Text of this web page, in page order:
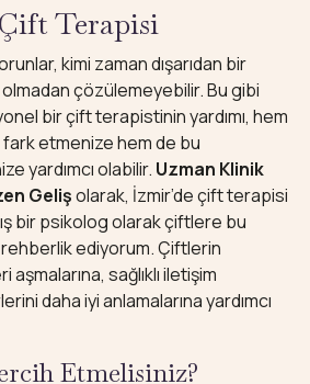
Terapisi
kimi zaman dışarıdan bir
çözülemeyebilir. Bu gibi
bir çift terapistinin yardımı, hem
etmenize hem de bu
yardımcı olabilir. Uzman Klinik
Gelişolarak, İzmir’de çift terapisi
bir psikolog olarak çiftlere bu
rehberlik ediyorum. Çiftlerin
sağlıklı iletişim
daha iyi anlamalarına yardımcı
Etmelisiniz?